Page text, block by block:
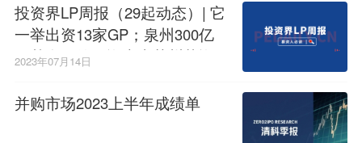
投资界LP周报（29起动态）| 它
一举出资13家GP；泉州300亿
母基金；德弘资本去苏州募资
2023年07月14日
并购市场2023上半年成绩单